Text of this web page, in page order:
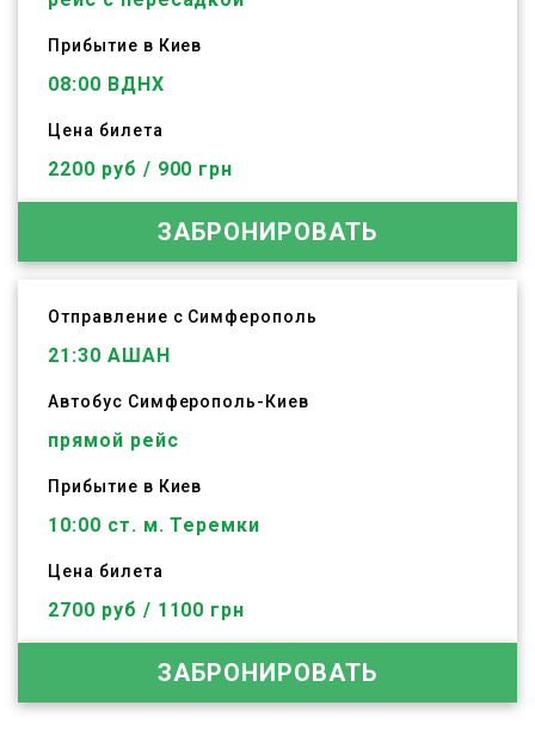
Прибытие в Киев
08:00 ВДНХ
Цена билета
2200 руб / 900 грн
ЗАБРОНИРОВАТЬ
Отправление с Симферополь
21:30 АШАН
Автобус Симферополь- Киев
прямой рейс
Прибытие в Киев
10:00 ст. м. Теремки
Цена билета
2700 руб / 1100 грн
ЗАБРОНИРОВАТЬ